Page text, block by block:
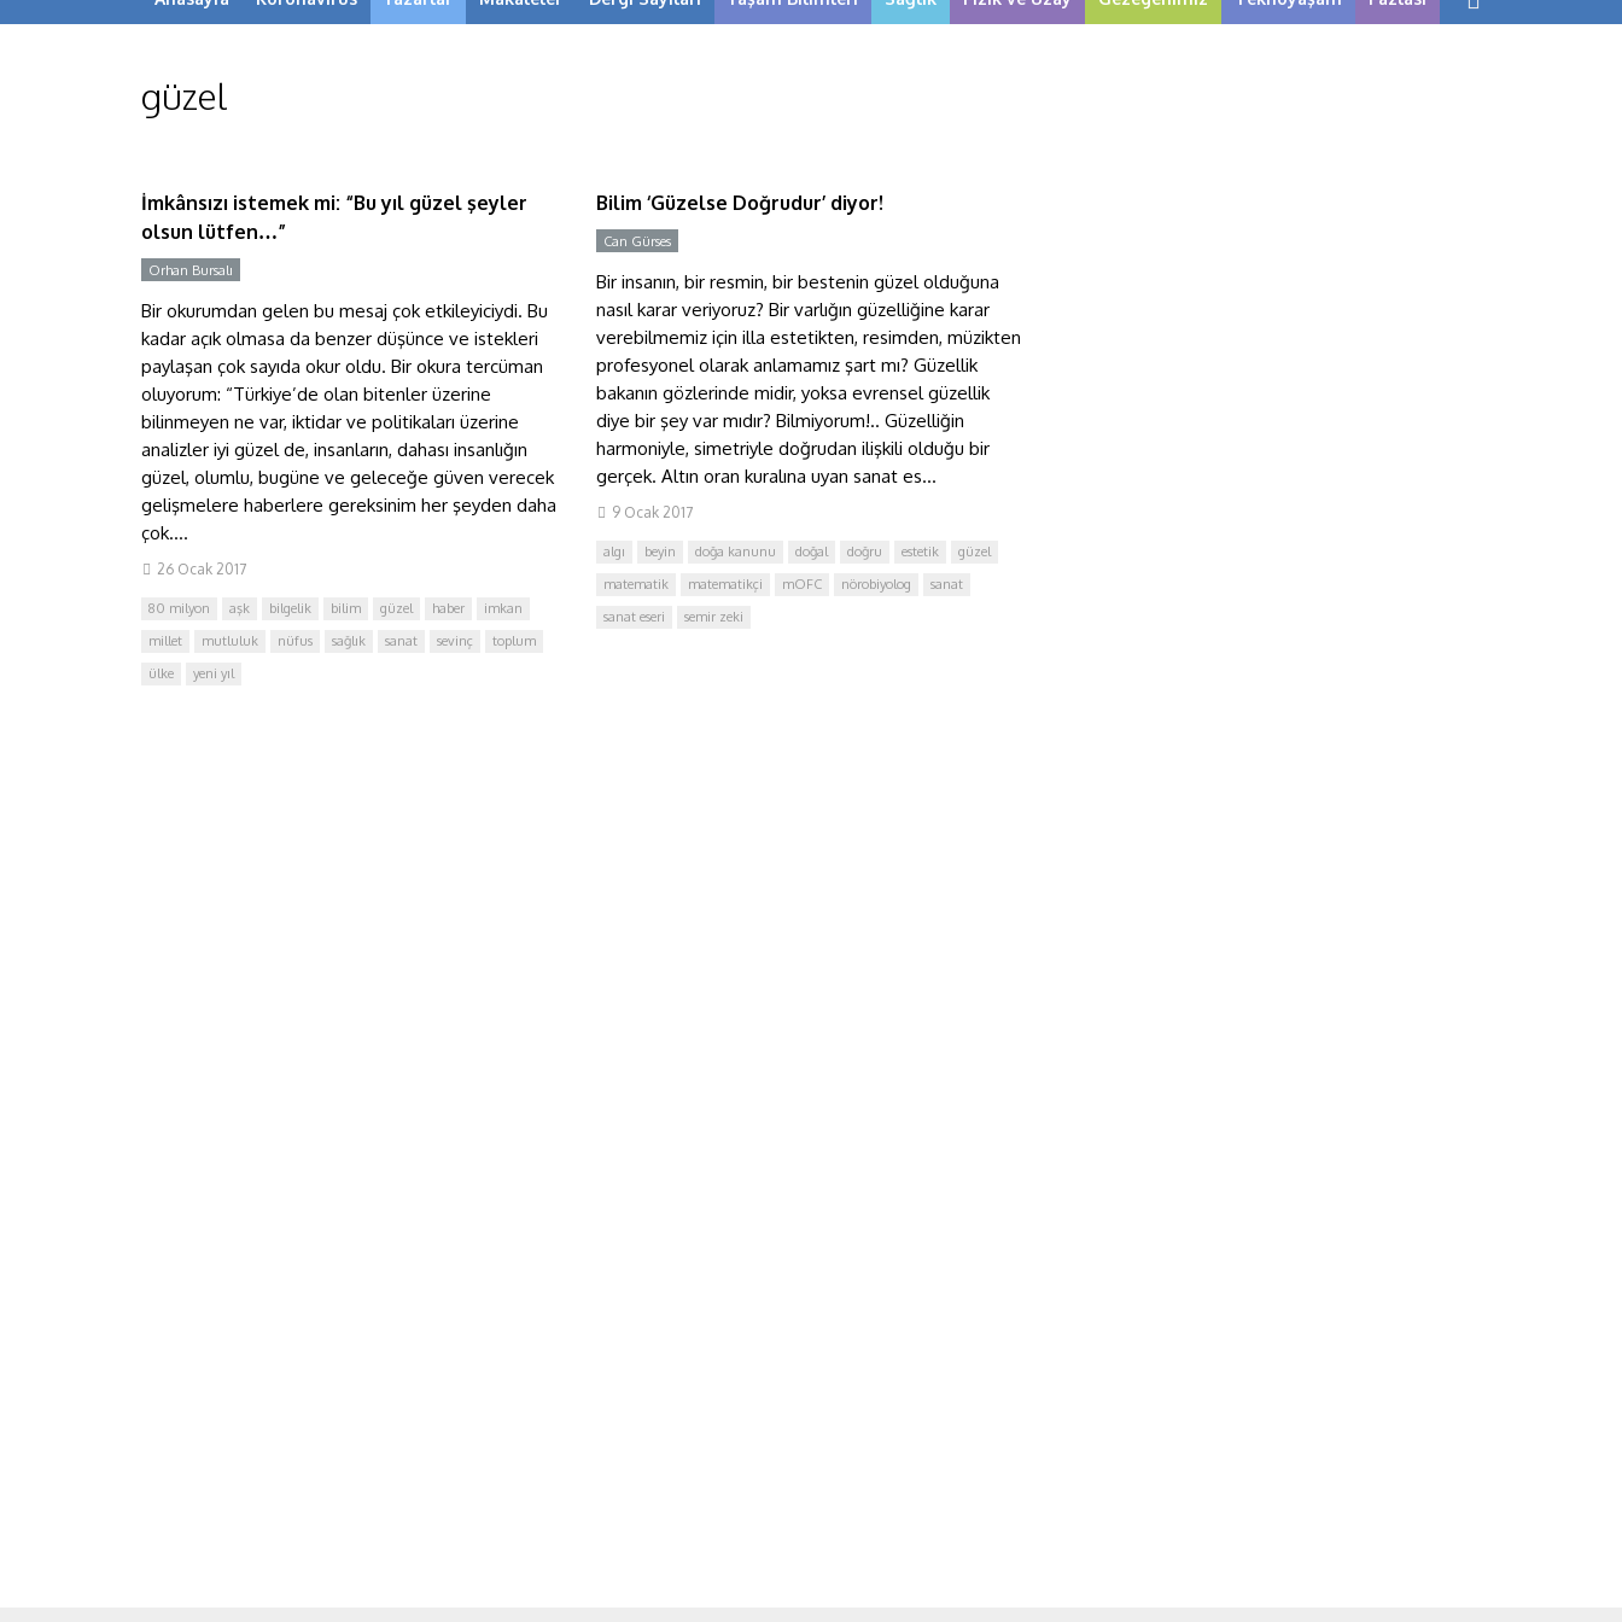
güzel
İmkânsızı istemek mi: “Bu yıl
İmkânsızı istemek mi: “Bu yıl güzel şeyler
olsun lütfen…”
Orhan Bursalı
Bir okurumdan gelen bu mesaj çok etkileyiciydi. Bu
kadar açık olmasa da benzer düşünce ve istekleri
paylaşan çok sayıda okur oldu. Bir okura tercüman
oluyorum: “Türkiye’de olan bitenler üzerine
bilinmeyen ne var, iktidar ve politikaları üzerine
analizler iyi güzel de, insanların, dahası insanlığın
güzel, olumlu, bugüne ve geleceğe güven verecek
gelişmelere haberlere gereksinim her şeyden daha
çok....
26 Ocak 2017
80 milyon aşk bilgelik bilim güzel haber
imkan
millet
mutluluk nüfus sağlık sanat sevinç
toplum
ülke
yeni yıl
Bilim ‘Güzelse Doğrudur’ diyor!
Can Gürses
Bir insanın, bir resmin, bir bestenin güzel olduğuna
nasıl karar veriyoruz? Bir varlığın güzelliğine karar
verebilmemiz için illa estetikten, resimden, müzikten
profesyonel olarak anlamamız şart mı? Güzellik
bakanın gözlerinde midir, yoksa evrensel güzellik
diye bir şey var mıdır? Bilmiyorum!.. Güzelliğin
harmoniyle, simetriyle doğrudan ilişkili olduğu bir
gerçek. Altın oran kuralına uyan sanat es...
9 Ocak 2017
algı beyin doğa kanunu doğal doğru estetik
güzel
matematik
matematikçi mOFC nörobiyolog
sanat
sanat eseri
semir zeki